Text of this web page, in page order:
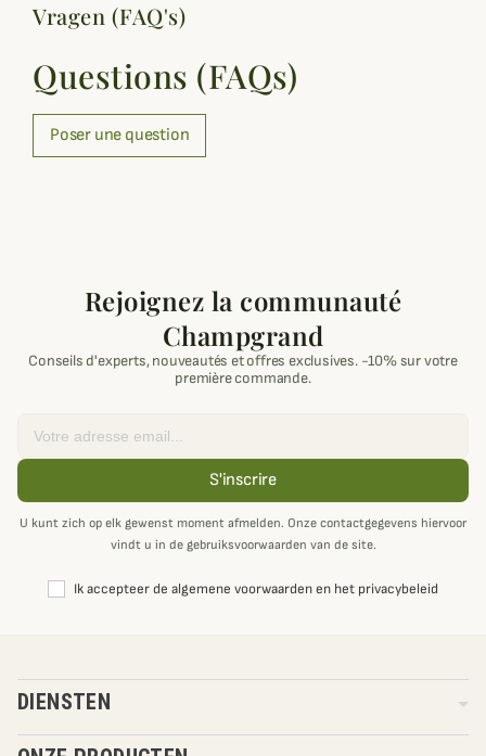
Vragen (FAQ's)
Questions (FAQs)
Poser une question
Rejoignez la communauté
Champgrand
Conseils d'experts, nouveautés et offres exclusives. -10% sur votre
première commande.
S'inscrire
U kunt zich op elk gewenst moment afmelden. Onze contactgegevens hiervoor
vindt u in de gebruiksvoorwaarden van de site.
Ik accepteer de algemene voorwaarden en het privacybeleid
DIENSTEN